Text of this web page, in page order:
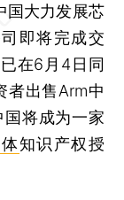
国大力发展芯
即将完成交
在6月4日同
者出售Arm中
国将成为一家
知识产权授